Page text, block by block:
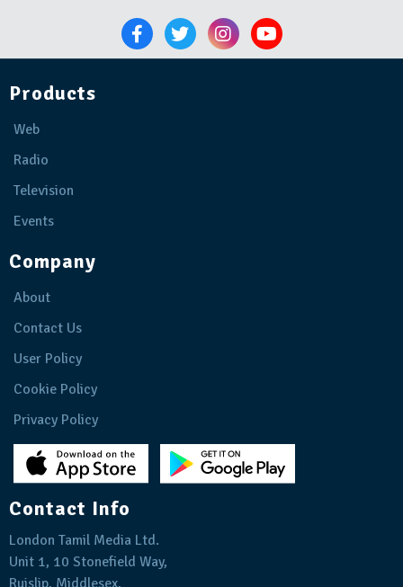
Products
Web
Radio
Television
Events
Company
About
Contact Us
User Policy
Cookie Policy
Privacy Policy
Contact Info
London Tamil Media Ltd.
Unit 1, 10 Stonefield Way,